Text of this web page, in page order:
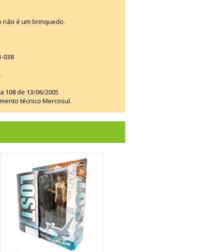
não é um brinquedo.
038
108 de 13/06/2005
técnico Mercosul.